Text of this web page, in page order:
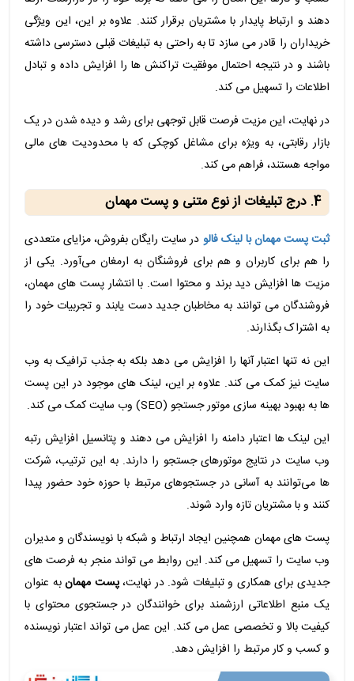
دهند و ارتباط پایدار با مشتریان برقرار کنند. علاوه بر این، این ویژگی
خریداران را قادر می سازد تا به راحتی به تبلیغات قبلی دسترسی داشته
باشند و در نتیجه احتمال موفقیت تراکنش ها را افزایش داده و تبادل
اطلاعات را تسهیل می کند.
در نهایت، این مزیت فرصت قابل توجهی برای رشد و دیده شدن در یک
بازار رقابتی، به ویژه برای مشاغل کوچکی که با محدودیت های مالی
مواجه هستند، فراهم می کند.
4. درج تبلیغات از نوع متنی و پست مهمان
ثبت پست مهمان با لینک فالو در سایت رایگان بفروش، مزایای متعددی
را هم برای کاربران و هم برای فروشنگان به ارمغان می‌آورد. یکی از
مزیت ‌ها افزایش دید برند و محتوا است. با انتشار پست های مهمان،
فروشندگان می توانند به مخاطبان جدید دست یابند و تجربیات خود را
به اشتراک بگذارند.
این نه تنها اعتبار آنها را افزایش می دهد بلکه به جذب ترافیک به وب
سایت نیز کمک می کند. علاوه بر این، لینک های موجود در این پست
ها به بهبود بهینه سازی موتور جستجو (SEO) وب سایت کمک می کند.
این لینک ها اعتبار دامنه را افزایش می دهند و پتانسیل افزایش رتبه
وب سایت در نتایج موتورهای جستجو را دارند. به این ترتیب، شرکت
‌ها می‌توانند به آسانی در جستجوهای مرتبط با حوزه خود حضور پیدا
کنند و با مشتریان تازه وارد شوند.
پست های مهمان همچنین ایجاد ارتباط و شبکه با نویسندگان و مدیران
وب سایت را تسهیل می کند. این روابط می تواند منجر به فرصت های
جدیدی برای همکاری و تبلیغات شود. در نهایت،پست مهمانبه عنوان
یک منبع اطلاعاتی ارزشمند برای خوانندگان در جستجوی محتوای با
کیفیت بالا و تخصصی عمل می کند. این عمل می تواند اعتبار نویسنده
و کسب و کار مرتبط را افزایش دهد.